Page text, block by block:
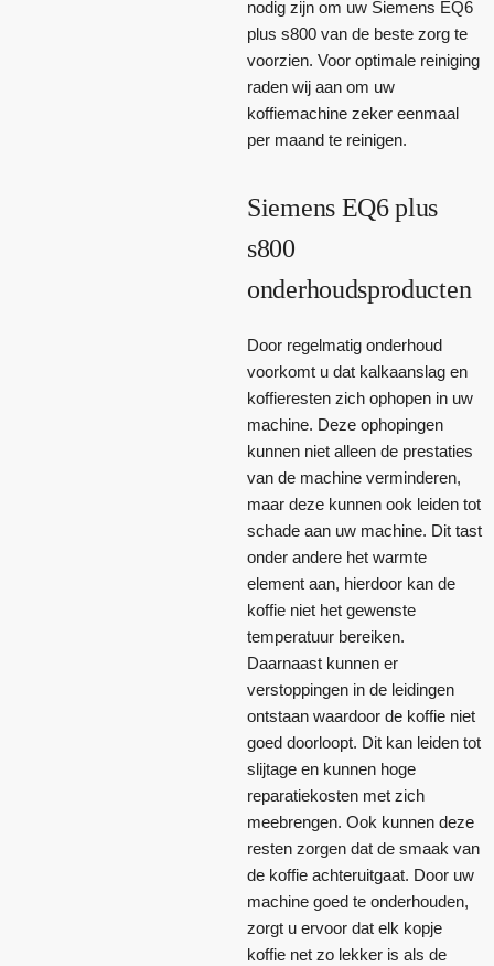
nodig zijn om uw Siemens EQ6
plus s800 van de beste zorg te
voorzien. Voor optimale reiniging
raden wij aan om uw
koffiemachine zeker eenmaal
per maand te reinigen.
Siemens EQ6 plus
s800
onderhoudsproducten
Door regelmatig onderhoud
voorkomt u dat kalkaanslag en
koffieresten zich ophopen in uw
machine. Deze ophopingen
kunnen niet alleen de prestaties
van de machine verminderen,
maar deze kunnen ook leiden tot
schade aan uw machine. Dit tast
onder andere het warmte
element aan, hierdoor kan de
koffie niet het gewenste
temperatuur bereiken.
Daarnaast kunnen er
verstoppingen in de leidingen
ontstaan waardoor de koffie niet
goed doorloopt. Dit kan leiden tot
slijtage en kunnen hoge
reparatiekosten met zich
meebrengen. Ook kunnen deze
resten zorgen dat de smaak van
de koffie achteruitgaat. Door uw
machine goed te onderhouden,
zorgt u ervoor dat elk kopje
koffie net zo lekker is als de